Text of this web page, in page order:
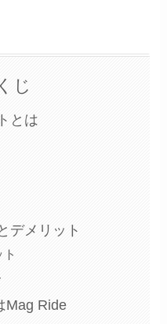
じ
とは
デメリット
Mag Ride